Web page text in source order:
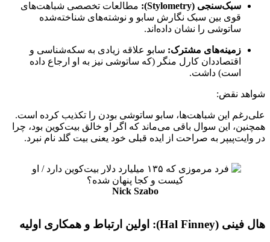
سبک‌سنجی (Stylometry):
مطالعات تخصصی شباهت‌های
قوی بین سبک نگارش سابو و نوشته‌های شناخته‌شده
ساتوشی را نشان داده‌اند.
زمینه‌های مشترک: سابو علاقه زیادی به سکه‌شناسی و
اقتصاددان کارل منگر (که ساتوشی نیز به او ارجاع داده
است) داشت.
شواهد نقض:
علی‌رغم این شباهت‌ها، سابو ساتوشی بودن را تکذیب کرده است.
همچنین، این سوال باقی می‌ماند که اگر او خالق بیت‌کوین بود، چرا
در وایت‌پیپر به صراحت از ایده قبلی خود یعنی بیت گلد نام نبرد.
Nick Szabo
هال فینی (Hal Finney): اولین ارتباط و همکاری اولیه